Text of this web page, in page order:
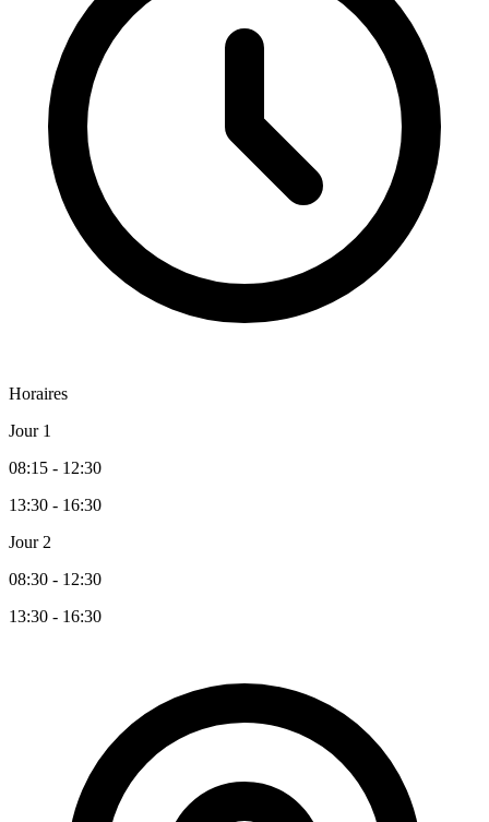
Horaires
Jour 1
08:15 - 12:30
13:30 - 16:30
Jour 2
08:30 - 12:30
13:30 - 16:30